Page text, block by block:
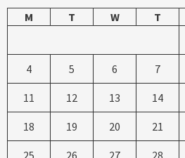
M
T W T
4 5 6 7
11 12 13 14
18 19 20 21
25 26 27 28